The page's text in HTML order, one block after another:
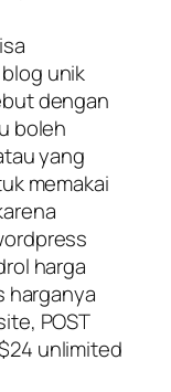
unik
dengan
boleh
yang
memakai
harga
harganya
POST
$24 unlimited